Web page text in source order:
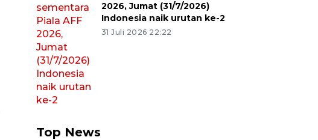
2026, Jumat (31/7/2026)
Indonesia naik urutan ke-2
31 Juli 2026 22:22
Top News